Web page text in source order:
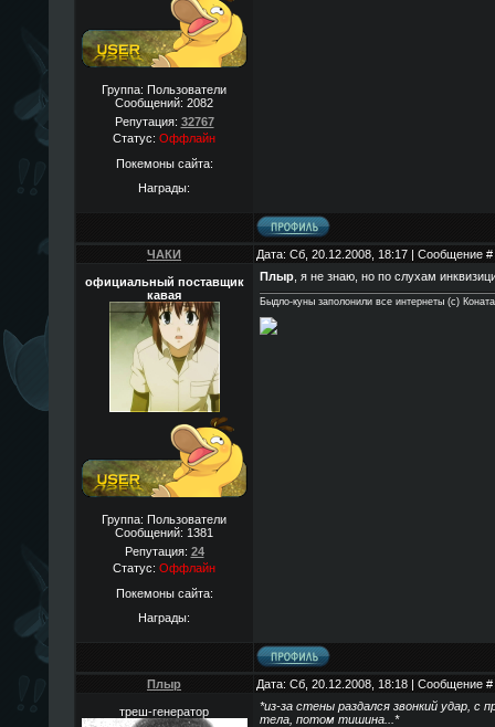
Группа: Пользователи
Сообщений: 2082
Репутация: 32767
Статус: Оффлайн
Покемоны сайта:
Награды:
ЧАКИ Дата: Сб, 20.12.2008, 18:17 | Сообщение #
официальный поставщик
кавая
Группа: Пользователи
Сообщений: 1381
Репутация: 24
Статус: Оффлайн
Покемоны сайта:
Награды:
Плыр, я не знаю, но по слухам
Быдло-куны заполонили все интернеты (с)
Плыр Дата: Сб, 20.12.2008, 18:18 | Сообщение #
треш-генератор
*из-за стены раздался звонкий удар, с
тела, потом тишина...*